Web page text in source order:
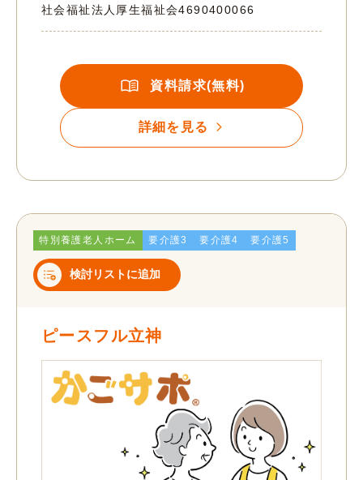
社会福祉法人厚生福祉会4690400066
資料請求(無料)
詳細を見る
特別養護老人ホーム 要介護3 要介護4 要介護5
検討リストに追加
ピースフル立神